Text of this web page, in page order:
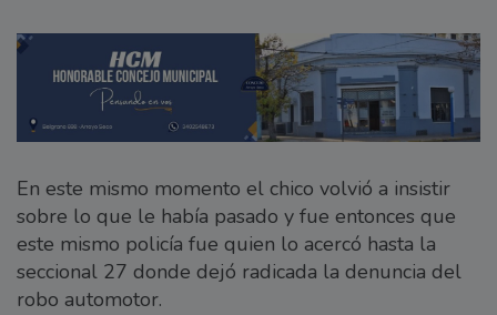
En este mismo momento el chico volvió a insistir
sobre lo que le había pasado y fue entonces que
este mismo policía fue quien lo acercó hasta la
seccional 27 donde dejó radicada la denuncia del
robo automotor.